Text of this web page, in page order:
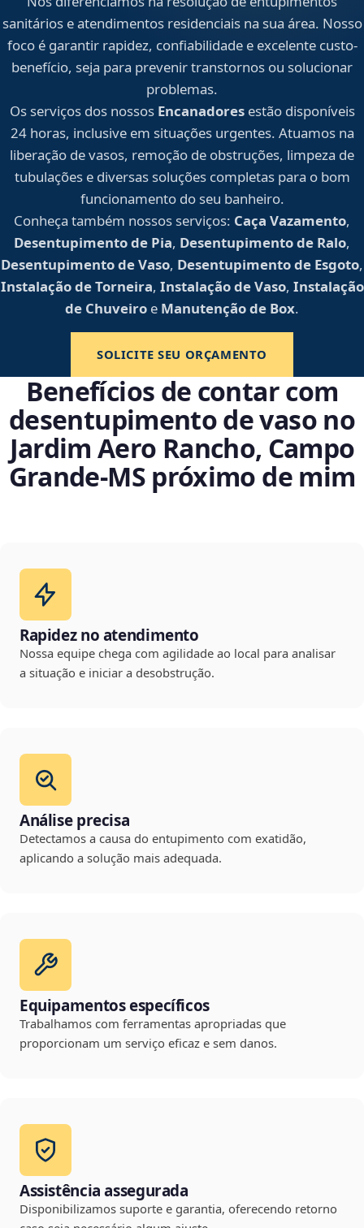
sanitários e atendimentos residenciais na sua área. Nosso
foco é garantir rapidez, confiabilidade e excelente custo-
benefício, seja para prevenir transtornos ou solucionar
problemas.
Os serviços dos nossos Encanadoresestão disponíveis
24 horas, inclusive em situações urgentes. Atuamos na
liberação de vasos, remoção de obstruções, limpeza de
tubulações e diversas soluções completas para o bom
funcionamento do seu banheiro.
Conheça também nossos serviços: Caça Vazamento,
Desentupimento de Pia, Desentupimento de Ralo,
Desentupimento de Vaso, Desentupimento de Esgoto,
Instalação de Torneira, Instalação de Vaso, Instalação
de Chuveiro e Manutenção de Box.
SOLICITE SEU ORÇAMENTO
Benefícios de contar com
desentupimento de vaso no
Jardim Aero Rancho, Campo
Grande‑MS próximo de mim
Rapidez no atendimento
Nossa equipe chega com agilidade ao local para analisar
a situação e iniciar a desobstrução.
Análise precisa
Detectamos a causa do entupimento com exatidão,
aplicando a solução mais adequada.
Equipamentos específicos
Trabalhamos com ferramentas apropriadas que
proporcionam um serviço eficaz e sem danos.
Assistência assegurada
Disponibilizamos suporte e garantia, oferecendo retorno